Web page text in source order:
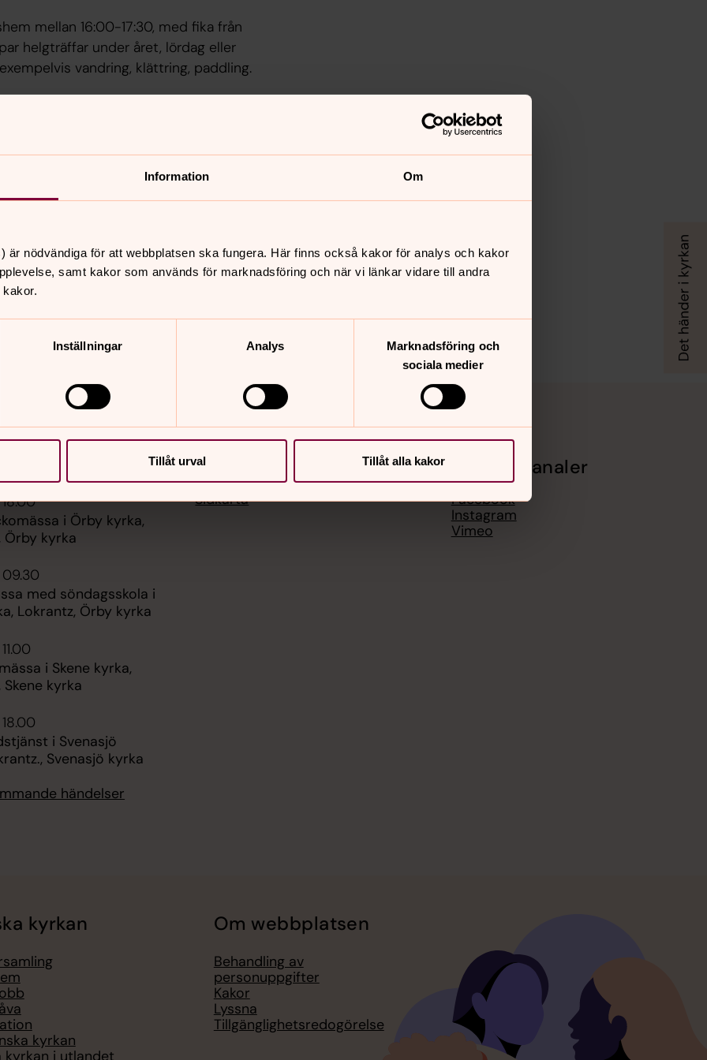
Information Om
är nödvändiga för att webbplatsen ska fungera. Här finns också kakor för analys och kakor
samt kakor som används för marknadsföring och när vi länkar vidare till andra
Inställningar Analys
Marknadsföring och
sociala medier
Tillåt urval Tillåt alla kakor
mellan 16:00-17:30, med fika från
helgträffar under året, lördag eller
vandring, klättring, paddling.
helgen v. 18.
i Örby kyrka,
Örby kyrka
med söndagsskola i
Lokrantz, Örby kyrka
i Skene kyrka,
Skene kyrka
i Svenasjö
Svenasjö kyrka
händelser
Hitta snabbt
Sidkarta
Sociala kanaler
Facebook
Instagram
Vimeo
kyrkan
kyrkan
Om webbplatsen
Behandling av
personuppgifter
Kakor
Lyssna
Tillgänglighetsredogörelse